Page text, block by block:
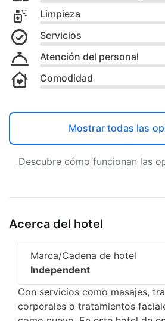
Limpieza
Servicios
Atención del personal
Comodidad
Mostrar todas las
Descubre cómo funcionan las
Acerca del hotel
Marca/Cadena de hotel
Independent
Con servicios como masajes,
corporales o tratamientos